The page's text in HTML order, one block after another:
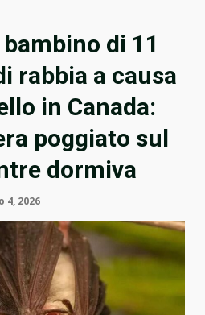
di 11
rabbia a causa
in Canada:
poggiato sul
dormiva
4, 2026